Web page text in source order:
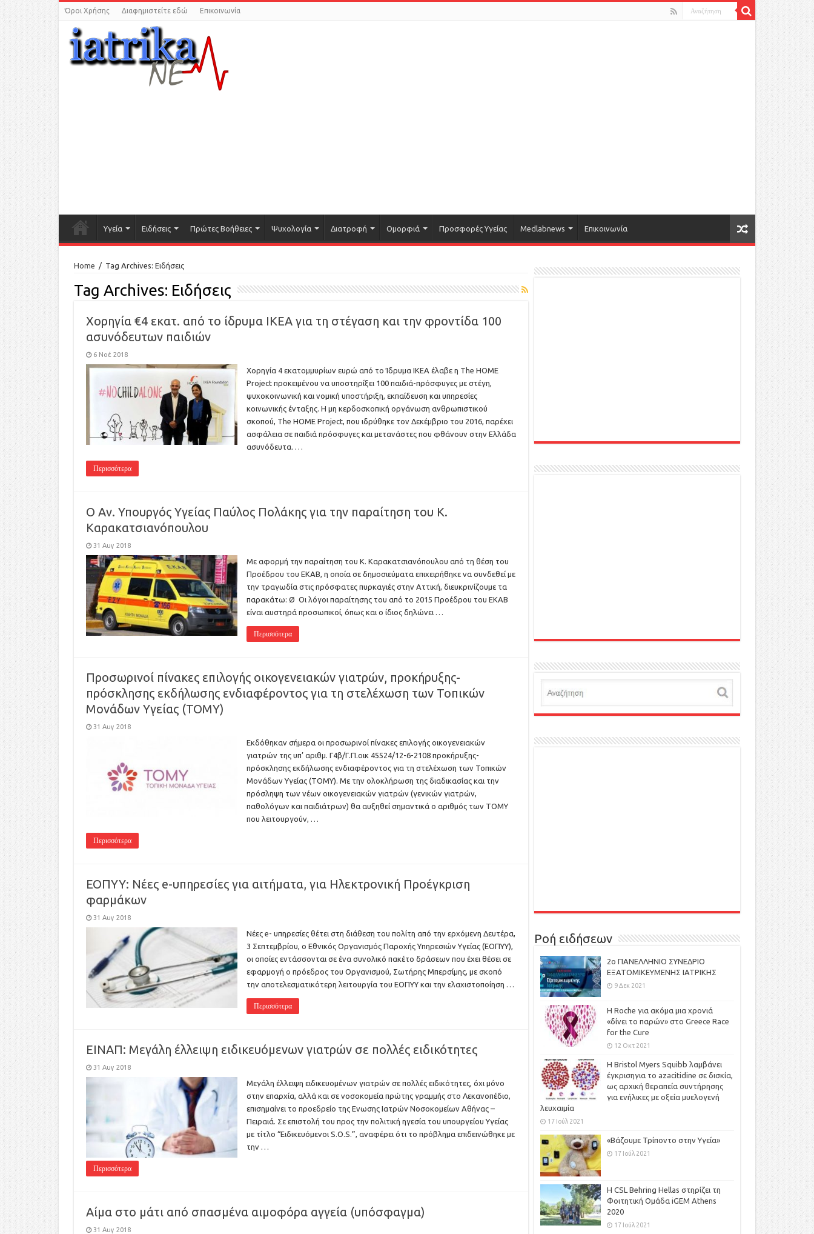
Όροι Χρήσης Διαφημιστείτε εδώ Επικοινωνία
Υγεία Ειδήσεις Πρώτες Βοήθειες Ψυχολογία Διατροφή Ομορφιά Προσφορές Υγείας Medlabnews Επικοινωνία
Home / Tag Archives: Ειδήσεις
Tag Archives: Ειδήσεις
Χορηγία €4 εκατ. από το ίδρυμα ΙΚΕΑ για τη στέγαση και την φροντίδα 100
ασυνόδευτων παιδιών
6 Νοέ 2018
Χορηγία 4 εκατομμυρίων ευρώ από το Ίδρυμα ΙΚΕΑ έλαβε η The HOME
Project προκειμένου να υποστηρίξει 100 παιδιά-πρόσφυγες με στέγη,
ψυχοκοινωνική και νομική υποστήριξη, εκπαίδευση και υπηρεσίες
κοινωνικής ένταξης. Η μη κερδοσκοπική οργάνωση ανθρωπιστικού
σκοπού, Τhe HOME Project, που ιδρύθηκε τον Δεκέμβριο του 2016, παρέχει
ασφάλεια σε παιδιά πρόσφυγες και μετανάστες που φθάνουν στην Ελλάδα
ασυνόδευτα. …
Περισσότερα
Ο Αν. Υπουργός Υγείας Παύλος Πολάκης για την παραίτηση του Κ.
Καρακατσιανόπουλου
31 Αυγ 2018
Με αφορμή την παραίτηση του Κ. Καρακατσιανόπουλου από τη θέση του
Προέδρου του ΕΚΑΒ, η οποία σε δημοσιεύματα επιχειρήθηκε να συνδεθεί με
την τραγωδία στις πρόσφατες πυρκαγιές στην Αττική, διευκρινίζουμε τα
παρακάτω: Ø Οι λόγοι παραίτησης του από το 2015 Προέδρου του ΕΚΑΒ
είναι αυστηρά προσωπικοί, όπως και ο ίδιος δηλώνει …
Περισσότερα
Προσωρινοί πίνακες επιλογής οικογενειακών γιατρών, προκήρυξης-
πρόσκλησης εκδήλωσης ενδιαφέροντος για τη στελέχωση των Τοπικών
Μονάδων Υγείας (ΤΟΜΥ)
31 Αυγ 2018
Εκδόθηκαν σήμερα οι προσωρινοί πίνακες επιλογής οικογενειακών
γιατρών της υπ’ αριθμ. Γ4β/Γ.Π.οικ 45524/12-6-2108 προκήρυξης-
πρόσκλησης εκδήλωσης ενδιαφέροντος για τη στελέχωση των Τοπικών
Μονάδων Υγείας (ΤΟΜΥ). Με την ολοκλήρωση της διαδικασίας και την
πρόσληψη των νέων οικογενειακών γιατρών (γενικών γιατρών,
παθολόγων και παιδιάτρων) θα αυξηθεί σημαντικά ο αριθμός των ΤΟΜΥ
που λειτουργούν, …
Περισσότερα
ΕΟΠΥΥ: Νέες e-υπηρεσίες για αιτήματα, για Ηλεκτρονική Προέγκριση
φαρμάκων
31 Αυγ 2018
Νέες e- υπηρεσίες θέτει στη διάθεση του πολίτη από την ερχόμενη Δευτέρα,
3 Σεπτεμβρίου, ο Εθνικός Οργανισμός Παροχής Υπηρεσιών Υγείας (ΕΟΠΥΥ),
οι οποίες εντάσσονται σε ένα συνολικό πακέτο δράσεων που έχει θέσει σε
εφαρμογή ο πρόεδρος του Οργανισμού, Σωτήρης Μπερσίμης, με σκοπό
την αποτελεσματικότερη λειτουργία του ΕΟΠΥΥ και την ελαχιστοποίηση …
Περισσότερα
ΕΙΝΑΠ: Μεγάλη έλλειψη ειδικευόμενων γιατρών σε πολλές ειδικότητες
31 Αυγ 2018
Μεγάλη έλλειψη ειδικευομένων γιατρών σε πολλές ειδικότητες, όχι μόνο
στην επαρχία, αλλά και σε νοσοκομεία πρώτης γραμμής στο Λεκανοπέδιο,
επισημαίνει το προεδρείο της Ενωσης Ιατρών Νοσοκομείων Αθήνας –
Πειραιά. Σε επιστολή του προς την πολιτική ηγεσία του υπουργείου Υγείας
με τίτλο “Ειδικευόμενοι S.O.S.”, αναφέρει ότι το πρόβλημα επιδεινώθηκε με
την …
Περισσότερα
Αίμα στο μάτι από σπασμένα αιμοφόρα αγγεία (υπόσφαγμα)
31 Αυγ 2018
Ροή ειδήσεων
2ο ΠΑΝΕΛΛΗΝΙΟ ΣΥΝΕΔΡΙΟ
ΕΞΑΤΟΜΙΚΕΥΜΕΝΗΣ ΙΑΤΡΙΚΗΣ
9 Δεκ 2021
H Roche για ακόμα μια χρονιά
«δίνει το παρών» στο Greece Race
for the Cure
12 Οκτ 2021
Η Bristol Myers Squibb λαμβάνει
έγκρισηγια το azacitidine σε δισκία,
ως αρχική θεραπεία συντήρησης
για ενήλικες με οξεία μυελογενή
λευχαιμία
17 Ιούλ 2021
«Βάζουμε Τρίποντο στην Υγεία»
17 Ιούλ 2021
H CSL Behring Hellas στηρίζει τη
Φοιτητική Ομάδα iGEM Athens
2020
17 Ιούλ 2021